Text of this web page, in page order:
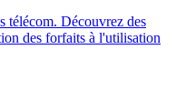
télécom. Découvrez des
des forfaits à l'utilisation